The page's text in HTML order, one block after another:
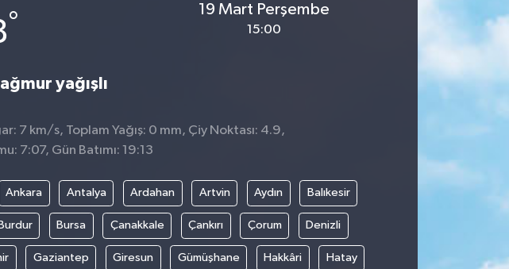
°
yağışlı
19 Mart Perşembe
15:00
7 km/s, Toplam Yağış: 0 mm, Çiy Noktası: 4.9,
7:07, Gün Batımı: 19:13
Ankara Antalya Ardahan Artvin Aydın Balıkesir
Burdur Bursa Çanakkale Çankırı Çorum Denizli
Gaziantep Giresun Gümüşhane Hakkâri Hatay